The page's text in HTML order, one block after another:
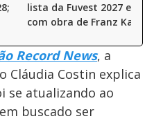
lista da Fuvest 2027 e
com obra de Franz Kafka
Record News, a
Cláudia Costin explica
se atualizando ao
buscado ser